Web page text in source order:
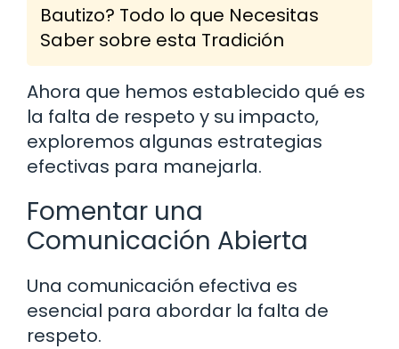
Bautizo? Todo lo que Necesitas
Saber sobre esta Tradición
Ahora que hemos establecido qué es
la falta de respeto y su impacto,
exploremos algunas estrategias
efectivas para manejarla.
Fomentar una
Comunicación Abierta
Una comunicación efectiva es
esencial para abordar la falta de
respeto.